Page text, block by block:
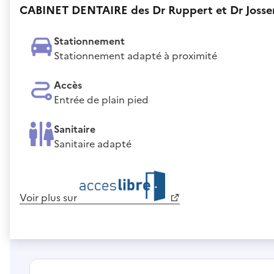
CABINET DENTAIRE des Dr Ruppert et Dr
Stationnement
Stationnement adapté à proximité
Accès
Entrée de plain pied
Sanitaire
Sanitaire adapté
Voir plus sur